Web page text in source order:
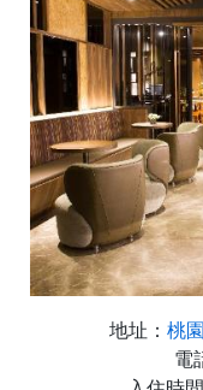
地址： 桃
電